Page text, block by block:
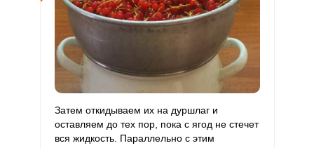
Витамин
44 мкг 120 мкг 2 12.2
Витамин
РР
2.1
Калий 1168.2 мг 2500 мг 2.6 15.6
Кальций 216.2 мг 1000 мг 1.2 7.2
Затем откидываем их на дуршлаг и
оставляем до тех пор, пока с ягод не стечет
вся жидкость. Параллельно с этим
ВХОД НА САЙТ РЕГИСТРАЦИЯ
с помощью социальных сетей:
или
1 ИЗ 6